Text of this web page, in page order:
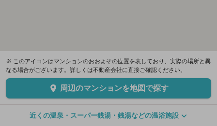
※ このアイコンはマンションのおおよその位置を表しており、実際の場所と異
なる場合がございます。詳しくは不動産会社に直接ご確認ください。
周辺のマンションを地図で探す
近くの温泉・スーパー銭湯・銭湯などの温浴施設